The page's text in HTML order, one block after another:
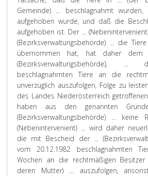
Gemeinde) ... beschlagnahmt
aufgehoben wurde, und daß die
aufgehoben ist. Der ...
(Bezirksverwaltungsbehörde) ... die
übernommen hat, hat daher dem
(Bezirksverwaltungsbehörde), ...
beschlagnahmten Tiere an die
unverzüglich auszufolgen, Folge zu
des Landes Niederösterreich
haben aus den genannten
(Bezirksverwaltungsbehörde) ... keine
(Nebenintervenient) ... wird daher
die mit Bescheid der ...
vom 20.12.1982 beschlagnahmten
Wochen an die rechtmäßigen Besitzer
deren Mutter) ... auszufolgen,